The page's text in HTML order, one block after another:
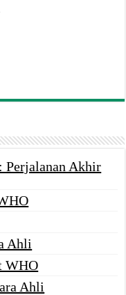
Perjalanan Akhir
Ahli
WHO
Ahli